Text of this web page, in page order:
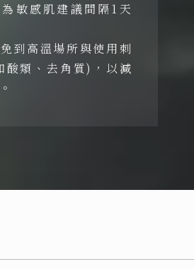
敏感肌建議間隔1天
到高溫場所與使用刺
酸類、去角質)，以減